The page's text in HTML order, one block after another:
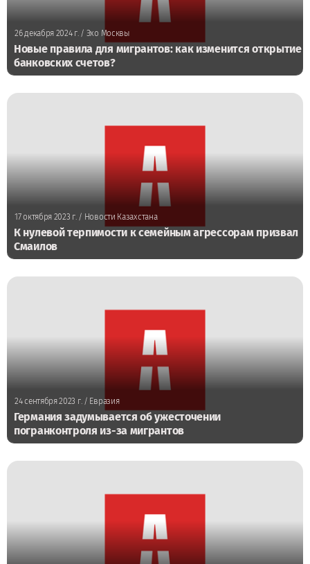
26 декабря 2024 г. / Эхо Москвы
Новые правила для мигрантов: как изменится открытие
банковских счетов?
17 октября 2023 г./ Новости Казахстана
К нулевой терпимости к семейным агрессорам призвал
Смаилов
24 сентября 2023 г./ Евразия
Германия задумывается об ужесточении
погранконтроля из-за мигрантов